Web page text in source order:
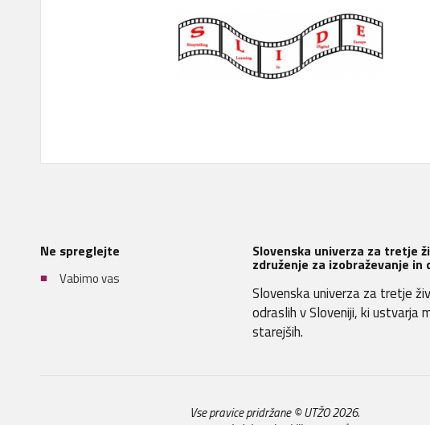
Ne spreglejte
Vabimo vas
Slovenska univerza za tretje
združenje za izobraževanje in
Slovenska univerza za tretje
odraslih v Sloveniji, ki ustvarja
starejših.
Vse pravice pridržane © UTŽO 2026.